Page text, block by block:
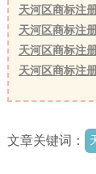
天河区商标注
天河区商标注
天河区商标注
天河区商标注
文章关键词：